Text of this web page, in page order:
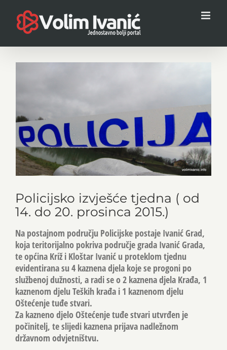
content
Policijsko izvješće tjedna ( od
14. do 20. prosinca 2015.)
Na postajnom području Policijske postaje Ivanić Grad,
koja teritorijalno pokriva područje grada Ivanić Grada,
te općina Križ i Kloštar Ivanić u proteklom tjednu
evidentirana su 4 kaznena djela koje se progoni po
službenoj dužnosti, a radi se o 2 kaznena djela Krađa, 1
kaznenom djelu Teških krađa i 1 kaznenom djelu
Oštećenje tuđe stvari.
Za kazneno djelo Oštećenje tuđe stvari utvrđen je
počinitelj, te slijedi kaznena prijava nadležnom
državnom odvjetništvu.